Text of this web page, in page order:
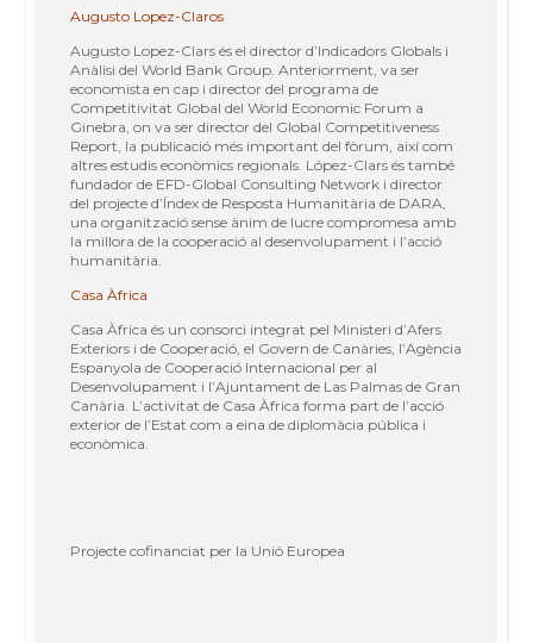
Augusto Lopez-Claros
Augusto Lopez-Clars és el director d’Indicadors Globals i
Anàlisi del World Bank Group. Anteriorment, va ser
economista en cap i director del programa de
Competitivitat Global del World Economic Forum a
Ginebra, on va ser director del Global Competitiveness
Report, la publicació més important del fòrum, així com
altres estudis econòmics regionals. López-Clars és també
fundador de EFD-Global Consulting Network i director
del projecte d’Índex de Resposta Humanitària de DARA,
una organització sense ànim de lucre compromesa amb
la millora de la cooperació al desenvolupament i l’acció
humanitària.
Casa Àfrica
Casa Àfrica és un consorci integrat pel Ministeri d’Afers
Exteriors i de Cooperació, el Govern de Canàries, l’Agència
Espanyola de Cooperació Internacional per al
Desenvolupament i l’Ajuntament de Las Palmas de Gran
Canària. L’activitat de Casa Àfrica forma part de l’acció
exterior de l’Estat com a eina de diplomàcia pública i
econòmica.
Projecte cofinanciat per la Unió Europea